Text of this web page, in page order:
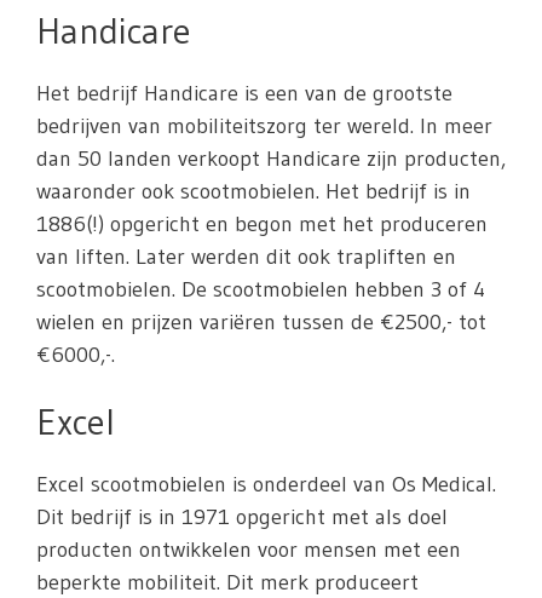
Handicare
Het bedrijf Handicare is een van de grootste
bedrijven van mobiliteitszorg ter wereld. In meer
dan 50 landen verkoopt Handicare zijn producten,
waaronder ook scootmobielen. Het bedrijf is in
1886(!) opgericht en begon met het produceren
van liften. Later werden dit ook trapliften en
scootmobielen. De scootmobielen hebben 3 of 4
wielen en prijzen variëren tussen de €2500,- tot
€6000,-.
Excel
Excel scootmobielen is onderdeel van Os Medical.
Dit bedrijf is in 1971 opgericht met als doel
producten ontwikkelen voor mensen met een
beperkte mobiliteit. Dit merk produceert